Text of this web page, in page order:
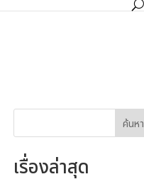
ค้นหา
เรื่องล่าสุด